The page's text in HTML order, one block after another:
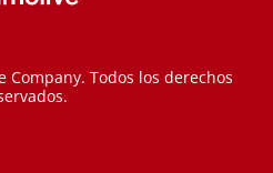
Company. Todos los derechos